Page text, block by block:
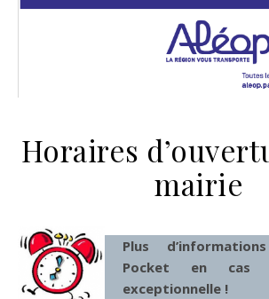
Horaires
mairie
Plus
Pocket en cas
exceptionnelle !